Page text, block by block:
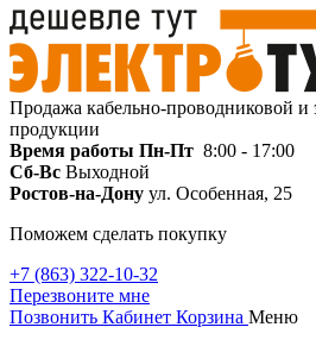
Продажа кабельно-проводниковой и
продукции
Время работы Пн-Пт 8:00 - 17:00
Сб-Вс Выходной
Ростов-на-Дону ул. Особенная, 25
Поможем сделать покупку
+7 (863) 322-10-32
Перезвоните мне
Позвонить Кабинет Корзина Меню